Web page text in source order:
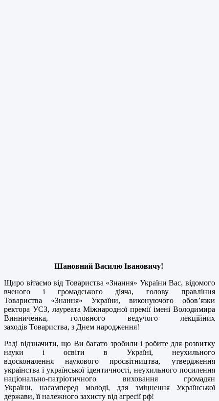
Шановний Василю Івановичу!
Щиро вітаємо від Товариства «Знання» України Вас, відомого
вченого і громадського діяча, голову правління
Товариства «Знання» України, виконуючого обов’язки
ректора УСЗ, лауреата Міжнародної премії імені Володимира
Винниченка, головного ведучого лекційних
заходів Товариства, з Днем народження!
Раді відзначити, що Ви багато зробили і робите для розвитку
науки і освіти в Україні, неухильного
вдосконалення наукового просвітництва, утвердження
українства і української ідентичності, неухильного посилення
національно-патріотичного виховання громадян
України, насамперед молоді, для зміцнення Української
держави, її належного захисту від агресії рф!